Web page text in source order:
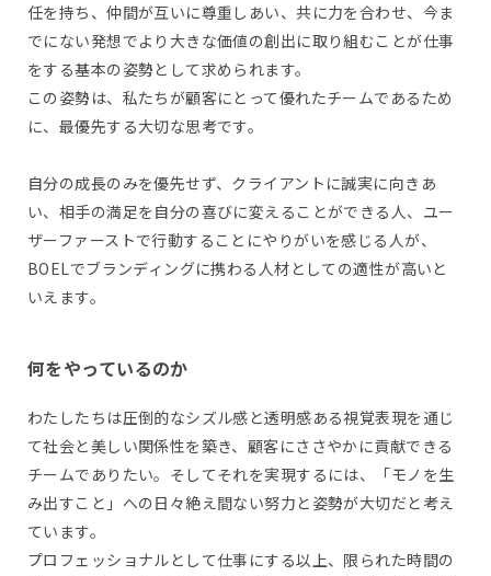
任を持ち、仲間が互いに尊重しあい、共に力を合わせ、今ま
でにない発想でより大きな価値の創出に取り組むことが仕事
をする基本の姿勢として求められます。
この姿勢は、私たちが顧客にとって優れたチームであるため
に、最優先する大切な思考です。
自分の成長のみを優先せず、クライアントに誠実に向きあ
い、相手の満足を自分の喜びに変えることができる人、ユー
ザーファーストで行動することにやりがいを感じる人が、
BOELでブランディングに携わる人材としての適性が高いと
いえます。
何をやっているのか
わたしたちは圧倒的なシズル感と透明感ある視覚表現を通じ
て社会と美しい関係性を築き、顧客にささやかに貢献できる
チームでありたい。そしてそれを実現するには、「モノを生
み出すこと」への日々絶え間ない努力と姿勢が大切だと考え
ています。
プロフェッショナルとして仕事にする以上、限られた時間の